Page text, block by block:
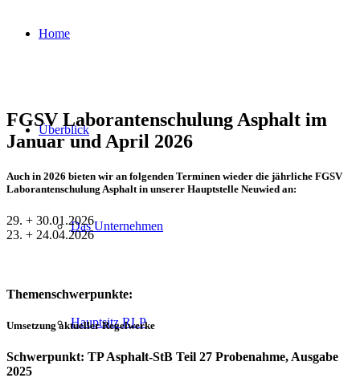
Home
Überblick
Das Unternehmen
Hauptsitz RLP
FGSV Laborantenschulung Asphalt im
Januar und April 2026
Auch in 2026 bieten wir an folgenden Terminen wieder die jährliche FGSV
Laborantenschulung Asphalt in unserer Hauptstelle Neuwied an:
29. + 30.01.2026
23. + 24.04.2026
Themenschwerpunkte:
Umsetzung aktueller Regelwerke
Schwerpunkt: TP Asphalt-StB Teil 27 Probenahme, Ausgabe
2025